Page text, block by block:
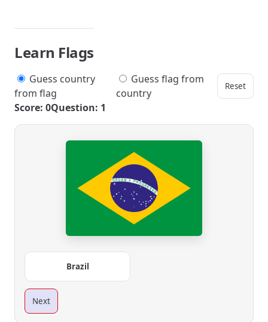
Learn Flags
Guess country
from flag
Guess flag from
country
Reset
Score: 0Question: 1
Brazil
Next